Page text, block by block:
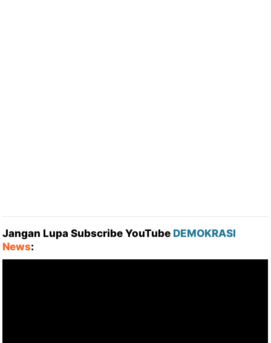
Jangan Lupa Subscribe YouTube DEMOKRASI
News: